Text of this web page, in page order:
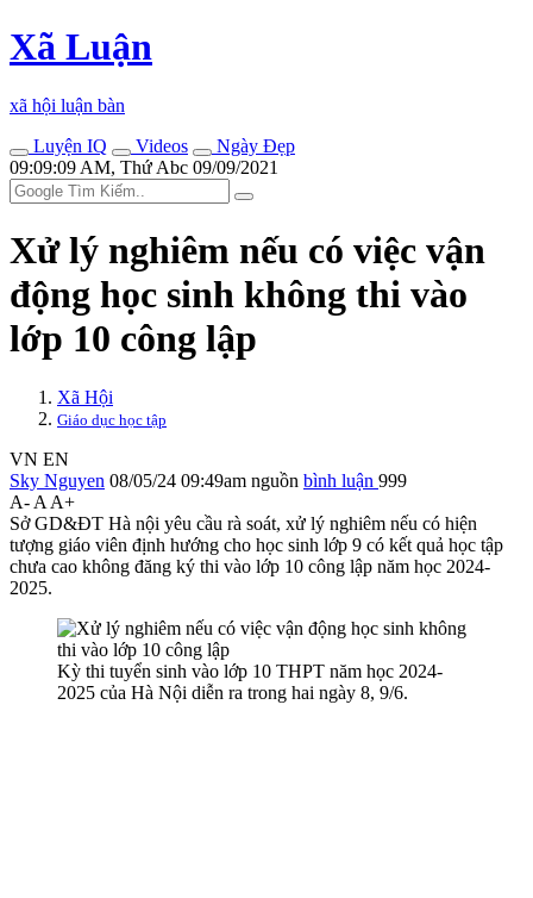
Xã Luận
xã hội luận bàn
Luyện IQ
Videos
Ngày Đẹp
09:09:09 AM, Thứ Abc 09/09/2021
Xử lý nghiêm nếu có việc vận
động học sinh không thi vào
lớp 10 công lập
Xã Hội
Giáo dục học tập
VN EN
Sky Nguyen 08/05/24 09:49am nguồn bình luận 999
A- A A+
Sở GD&ĐT Hà nội yêu cầu rà soát, xử lý nghiêm nếu có hiện
tượng giáo viên định hướng cho học sinh lớp 9 có kết quả học tập
chưa cao không đăng ký thi vào lớp 10 công lập năm học 2024-
2025.
Kỳ thi tuyển sinh vào lớp 10 THPT năm học 2024-
2025 của Hà Nội diễn ra trong hai ngày 8, 9/6.